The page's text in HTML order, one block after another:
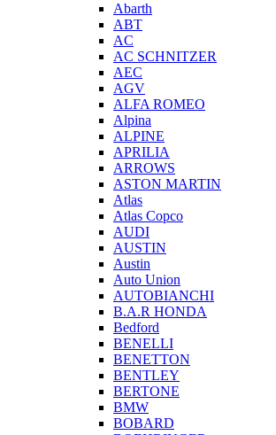
Abarth
ABT
AC
AC SCHNITZER
AEC
AGV
ALFA ROMEO
Alpina
ALPINE
APRILIA
ARROWS
ASTON MARTIN
Atlas
Atlas Copco
AUDI
AUSTIN
Austin
Auto Union
AUTOBIANCHI
B.A.R HONDA
Bedford
BENELLI
BENETTON
BENTLEY
BERTONE
BMW
BOBARD